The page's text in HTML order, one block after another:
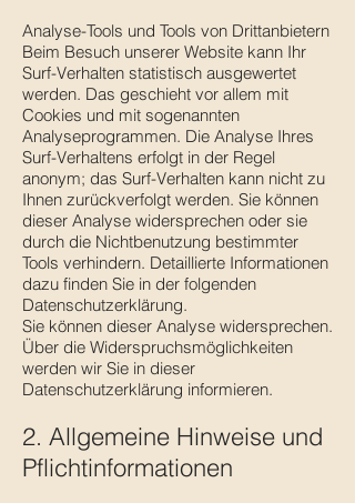
Analyse-Tools und Tools von Drittanbietern
Beim Besuch unserer Website kann Ihr
Surf-Verhalten statistisch ausgewertet
werden. Das geschieht vor allem mit
Cookies und mit sogenannten
Analyseprogrammen. Die Analyse Ihres
Surf-Verhaltens erfolgt in der Regel
anonym; das Surf-Verhalten kann nicht zu
Ihnen zurückverfolgt werden. Sie können
dieser Analyse widersprechen oder sie
durch die Nichtbenutzung bestimmter
Tools verhindern. Detaillierte Informationen
dazu finden Sie in der folgenden
Datenschutzerklärung.
Sie können dieser Analyse widersprechen.
Über die Widerspruchsmöglichkeiten
werden wir Sie in dieser
Datenschutzerklärung informieren.
2. Allgemeine Hinweise und
Pflichtinformationen